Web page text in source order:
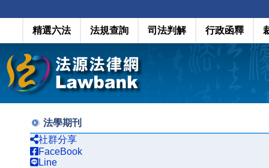
精選六法 法規查詢 司法判解 行政函釋
法學期刊
社群分享
FaceBook
Line